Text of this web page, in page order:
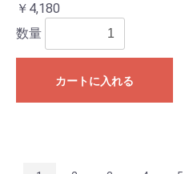
￥4,180
数量
カートに入れる